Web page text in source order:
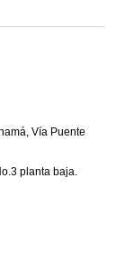
Vía Puente
planta baja.